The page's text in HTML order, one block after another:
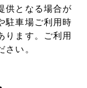
供となる場合が
駐車場ご利用時
ります。ご利用
い。